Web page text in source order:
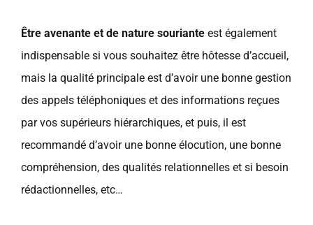
Être avenante et de nature souriante est également
indispensable si vous souhaitez être hôtesse d’accueil,
mais la qualité principale est d’avoir une bonne gestion
des appels téléphoniques et des informations reçues
par vos supérieurs hiérarchiques, et puis, il est
recommandé d’avoir une bonne élocution, une bonne
compréhension, des qualités relationnelles et si besoin
rédactionnelles, etc…